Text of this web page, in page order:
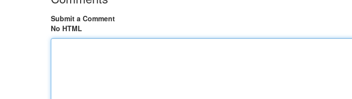
Submit a Comment
No HTML